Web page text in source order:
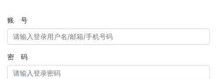
账 号
密 码